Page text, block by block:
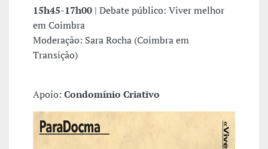
15h45-17h00 | Debate público: Viver melhor
em Coimbra
Moderação: Sara Rocha (Coimbra em
Transição)
Apoio: Condomínio Criativo